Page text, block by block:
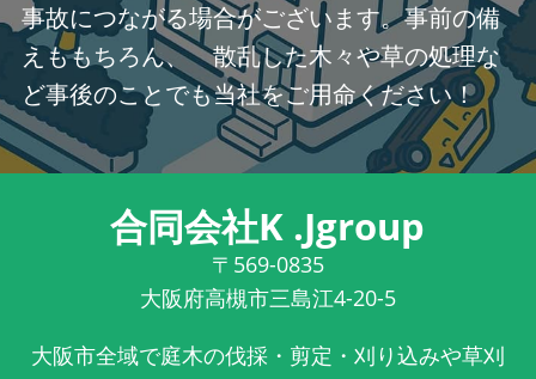
事故につながる場合がございます。事前の備
えももちろん、 散乱した木々や草の処理な
ど事後のことでも当社をご用命ください！
合同会社K .Jgroup
〒569-0835
大阪府高槻市三島江4-20-5
大阪市全域で庭木の伐採・剪定・刈り込みや草刈